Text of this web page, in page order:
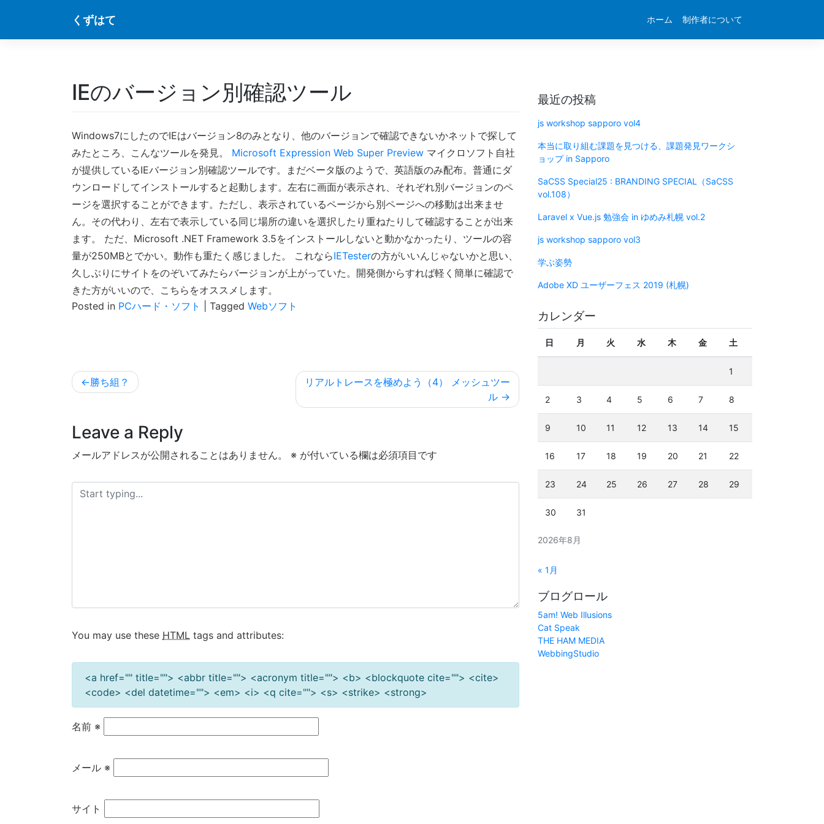
content
くずはて ホーム 制作者について
IEのバージョン別確認ツール
Windows7にしたのでIEはバージョン8のみとなり、他のバージョンで確認できないかネットで探して
みたところ、こんなツールを発見。 Microsoft Expression Web Super Preview マイクロソフト自社
が提供しているIEバージョン別確認ツールです。まだベータ版のようで、英語版のみ配布。普通にダ
ウンロードしてインストールすると起動します。左右に画面が表示され、それぞれ別バージョンのペ
ージを選択することができます。ただし、表示されているページから別ページへの移動は出来ませ
ん。その代わり、左右で表示している同じ場所の違いを選択したり重ねたりして確認することが出来
ます。 ただ、Microsoft .NET Framework 3.5をインストールしないと動かなかったり、ツールの容
量が250MBとでかい。動作も重たく感じました。 これならIETesterの方がいいんじゃないかと思い、
久しぶりにサイトをのぞいてみたらバージョンが上がっていた。開発側からすれば軽く簡単に確認で
きた方がいいので、こちらをオススメします。
Posted in PCハード・ソフト Tagged Webソフト
投
ナ
ビ
ゲ
ー
勝ち組？
リアルトレースを極めよう（4） メッシュツー
ル
Leave a Reply
メールアドレスが公開されることはありません。 ※ が付いている欄は必須項目です
You may use these HTML tags and attributes:
<a href="" title=""> <abbr title=""> <acronym title=""> <b> <blockquote cite=""> <cite>
<code> <del datetime=""> <em> <i> <q cite=""> <s> <strike> <strong>
名前 ※
メール ※
サイト
最近の投稿
js workshop sapporo vol4
本当に取り組む課題を見つける、課題発見ワークシ
ョップ in Sapporo
SaCSS Special25 : BRANDING SPECIAL（SaCSS
vol.108）
Laravel x Vue.js 勉強会 in ゆめみ札幌 vol.2
js workshop sapporo vol3
学ぶ姿勢
Adobe XD ユーザーフェス 2019 (札幌)
カレンダー
2026年8月
日 月 火 水 木 金 土
1
2 3 4 5 6 7 8
9 10 11 12 13 14 15
16 17 18 19 20 21 22
23 24 25 26 27 28 29
30 31
« 1月
ブログロール
5am! Web Illusions
Cat Speak
THE HAM MEDIA
WebbingStudio